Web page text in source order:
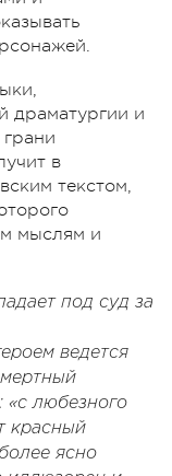
драматургии и
в
текстом,
мыслям и
под суд за
ведется
«с любезного
красный
ясно